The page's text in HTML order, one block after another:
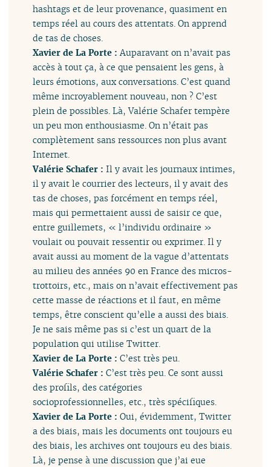
hashtags et de leur provenance, quasiment en
temps réel au cours des attentats. On apprend
de tas de choses.
Xavier de La Porte :Auparavant on n’avait pas
accès à tout ça, à ce que pensaient les gens, à
leurs émotions, aux conversations. C’est quand
même incroyablement nouveau, non ? C’est
plein de possibles. Là, Valérie Schafer tempère
un peu mon enthousiasme. On n’était pas
complètement sans ressources non plus avant
Internet.
Valérie Schafer :Il y avait les journaux intimes,
il y avait le courrier des lecteurs, il y avait des
tas de choses, pas forcément en temps réel,
mais qui permettaient aussi de saisir ce que,
entre guillemets, « l’individu ordinaire »
voulait ou pouvait ressentir ou exprimer. Il y
avait aussi au moment de la vague d’attentats
au milieu des années 90 en France des micros-
trottoirs, etc., mais on n’avait effectivement pas
cette masse de réactions et il faut, en même
temps, être conscient qu’elle a aussi des biais.
Je ne sais même pas si c’est un quart de la
population qui utilise Twitter.
Xavier de La Porte :C’est très peu.
Valérie Schafer :C’est très peu. Ce sont aussi
des profils, des catégories
socioprofessionnelles, etc., très spécifiques.
Xavier de La Porte :Oui, évidemment, Twitter
a des biais, mais les documents ont toujours eu
des biais, les archives ont toujours eu des biais.
Là, je pense à une discussion que j’ai eue